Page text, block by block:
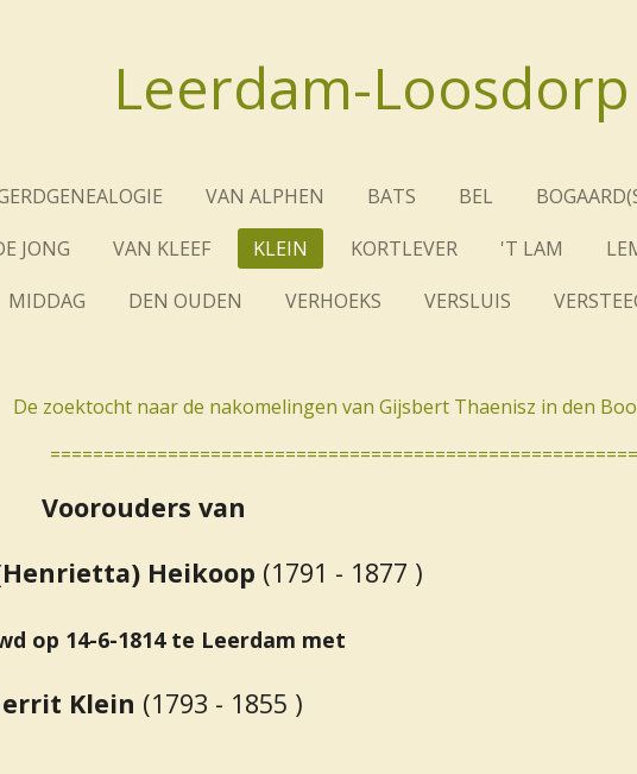
Leerdam-Loosdorp
VAN ALPHEN BATS BEL
JONG VAN KLEEF KLEIN KORTLEVER 'T LAM
MIDDAG
DEN OUDEN VERHOEKS VERSLUIS
De zoektocht naar de nakomelingen van Gijsbert Thaenisz in den
Voorouders van
Heikoop (1791 - 1877 )
op 14-6-1814 te Leerdam met
Klein (1793 - 1855 )